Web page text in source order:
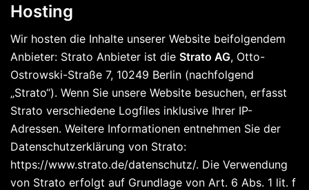
Hosting
Wir hosten die Inhalte unserer Website beifolgendem
Anbieter: Strato Anbieter ist die Strato AG, Otto-
Ostrowski-Straße 7, 10249 Berlin (nachfolgend
„Strato“). Wenn Sie unsere Website besuchen, erfasst
Strato verschiedene Logfiles inklusive Ihrer IP-
Adressen. Weitere Informationen entnehmen Sie der
Datenschutzerklärung von Strato:
https://www.strato.de/datenschutz/. Die Verwendung
von Strato erfolgt auf Grundlage von Art. 6 Abs. 1 lit. f